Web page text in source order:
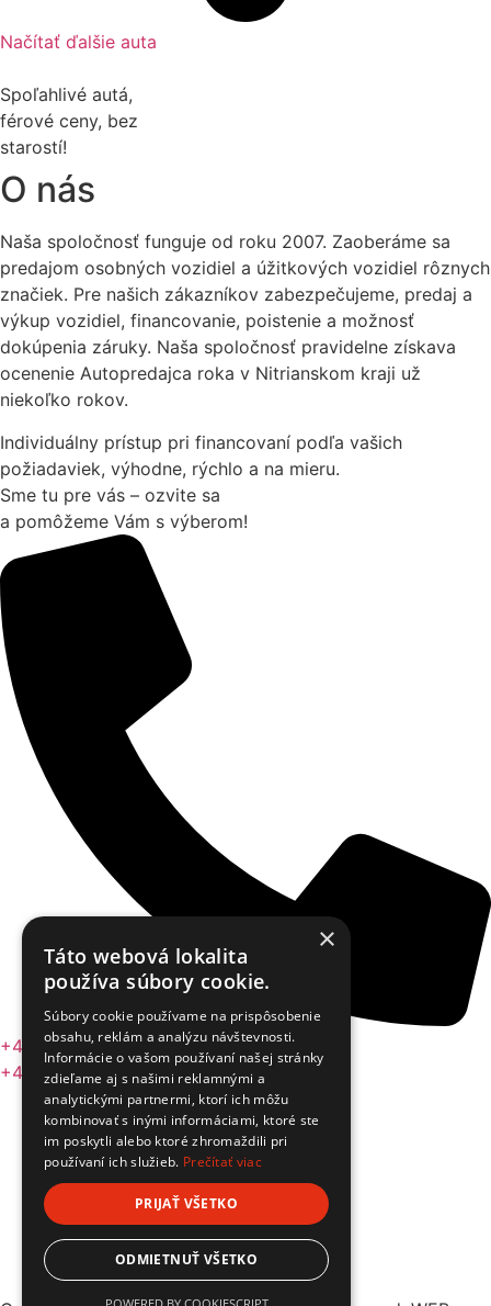
Načítať ďalšie auta
Spoľahlivé autá,
férové ceny, bez
starostí!
O nás
Naša spoločnosť funguje od roku 2007. Zaoberáme sa
predajom osobných vozidiel a úžitkových vozidiel rôznych
značiek. Pre našich zákazníkov zabezpečujeme, predaj a
výkup vozidiel, financovanie, poistenie a možnosť
dokúpenia záruky. Naša spoločnosť pravidelne získava
ocenenie Autopredajca roka v Nitrianskom kraji už
niekoľko rokov.
Individuálny prístup pri financovaní podľa vašich
požiadaviek, výhodne, rýchlo a na mieru.
Sme tu pre vás – ozvite sa
a pomôžeme Vám s výberom!
+421 918 412 186
+421 918 750 005
Ochrana osobných údajov
Práva dotknutej osoby
×
Táto webová lokalita
používa súbory cookie.
Súbory cookie používame na prispôsobenie
obsahu, reklám a analýzu návštevnosti.
Informácie o vašom používaní našej stránky
zdieľame aj s našimi reklamnými a
analytickými partnermi, ktorí ich môžu
kombinovať s inými informáciami, ktoré ste
im poskytli alebo ktoré zhromaždili pri
používaní ich služieb. Prečítať viac
PRIJAŤ VŠETKO
ODMIETNUŤ VŠETKO